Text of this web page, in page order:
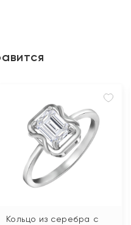
Кольцо из серебра с